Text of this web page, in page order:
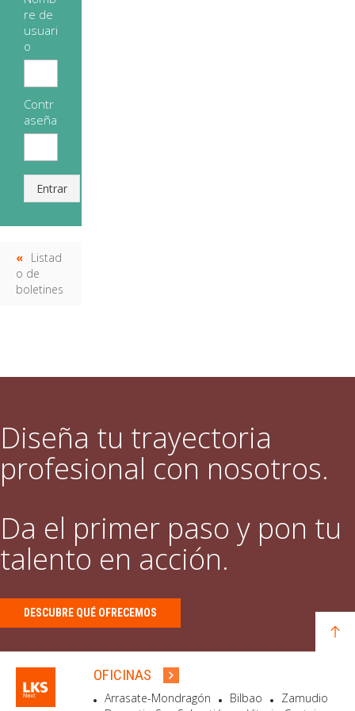
re de
usuari
o
Contr
aseña
Entrar
Listad
o de
boletines
Diseña tu trayectoria
profesional con nosotros.
Da el primer paso y pon tu
talento en acción.
DESCUBRE QUÉ OFRECEMOS
OFICINAS
Arrasate-Mondragón Bilbao
Zamudio